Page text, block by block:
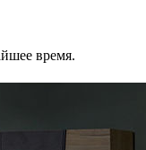
время.